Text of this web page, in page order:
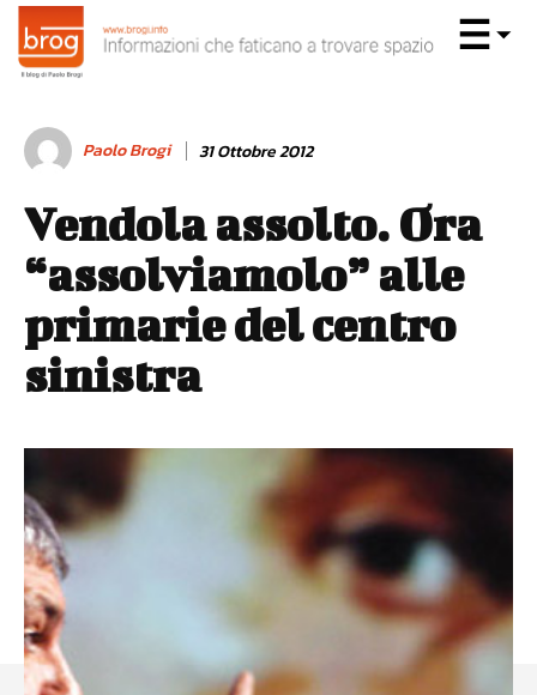
Paolo Brogi 31 Ottobre 2012
Vendola assolto. Ora
“assolviamolo” alle
primarie del centro
sinistra